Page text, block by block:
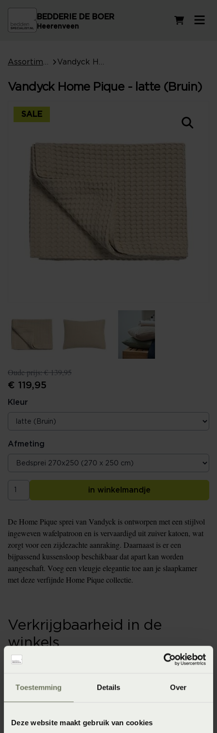
Toestemming Details Over
Deze website maakt gebruik van cookies
BEDDERIE DE BOER
Heerenveen
Vandyck Home Pique - latte (Bruin)
SALE
Oude prijs:€ 139,95
€ 119,95
Kleur
Afmeting
in winkelmandje
De Home Pique sprei van Vandyck is ontworpen met een stijlvol
ingeweven wafelpatroon en is vervaardigd uit zuiver katoen, wat
zorgt voor een zijdezachte aanraking. Daarnaast is er een
bijpassend kussensloop beschikbaar dat apart kan worden
aangeschaft. Voeg een vleugje elegantie toe aan je slaapkamer
met deze verfijnde Home Pique collectie.
Verkrijgbaarheid in de
winkels
Onze webshopproducten zijn niet altijd verkrijgbaar in
Informeer dan eerst naar de beschikbaarheid.